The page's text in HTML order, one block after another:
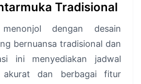
Tradisional
dengan desain
bernuansa tradisional dan
ini menyediakan jadwal
dan berbagai fitur